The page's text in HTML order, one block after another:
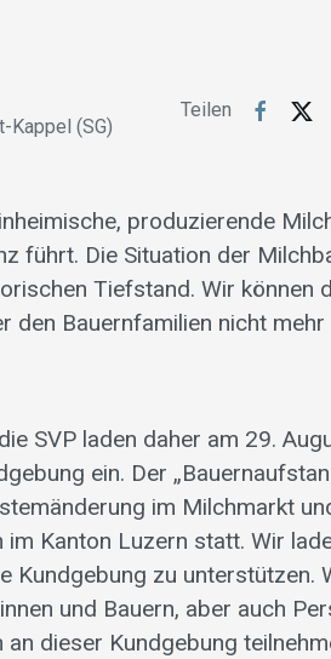
Kappel (SG)
Teilen
produzierende
führt. Die Situation der
Tiefstand. Wir können
den Bauernfamilien nicht mehr
SVP laden daher am 29.
ein. Der
im Milchmarkt
im Kanton Luzern statt. Wir
Kundgebung zu unterstützen.
und Bauern, aber auch
dieser Kundgebung